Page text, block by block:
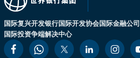
国际复兴开发银行国际开发协会国际金融公司
国际投资争端解决中心